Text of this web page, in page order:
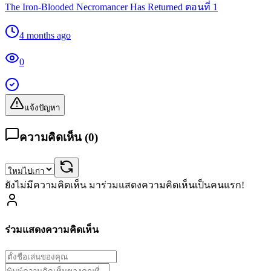
The Iron-Blooded Necromancer Has Returned ตอนที่ 1
4 months ago
0
แจ้งปัญหา
ความคิดเห็น (0)
ยังไม่มีความคิดเห็น มาร่วมแสดงความคิดเห็นเป็นคนแรก!
ร่วมแสดงความคิดเห็น